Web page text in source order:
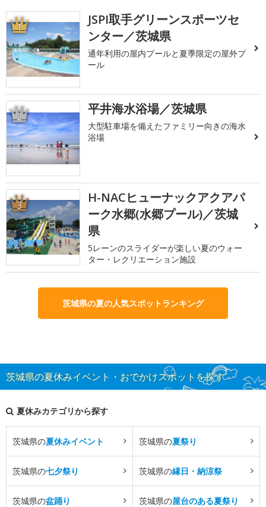
1
JSPI取手グリーンスポーツセ
ンター／茨城県
通年利用の屋内プールと夏季限定の屋外プ
ール
2 平井海水浴場／茨城県
大型駐車場を備えたファミリー向きの海水
浴場
3
H-NACヒューナックアクアパ
ーク水郷(水郷プール)／茨城
県
5レーンのスライダーが楽しい夏のウォー
ター・レクリエーション施設
茨城県の夏の人気スポットランキング
茨城県の夏休みイベント・おでかけスポットを探す
夏休みカテゴリから探す
茨城県の夏休みイベント 茨城県の夏祭り
茨城県の七夕祭り 茨城県の縁日・納涼祭
茨城県の盆踊り 茨城県の屋台のある夏祭り